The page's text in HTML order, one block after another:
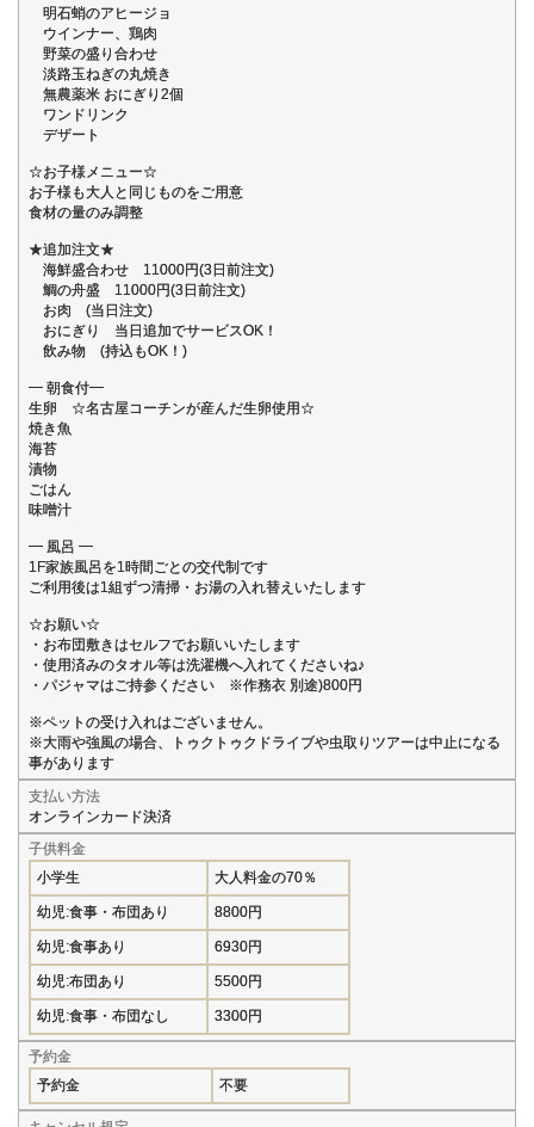
明石蛸のアヒージョ
ウインナー、鶏肉
野菜の盛り合わせ
淡路玉ねぎの丸焼き
無農薬米 おにぎり2個
ワンドリンク
デザート
☆お子様メニュー☆
お子様も大人と同じものをご用意
食材の量のみ調整
★追加注文★
海鮮盛合わせ 11000円(3日前注文)
鯛の舟盛 11000円(3日前注文)
お肉 (当日注文)
おにぎり 当日追加でサービスOK！
飲み物 (持込もOK！)
━ 朝食付━
生卵 ☆名古屋コーチンが産んだ生卵使用☆
焼き魚
海苔
漬物
ごはん
味噌汁
━ 風呂 ━
1F家族風呂を1時間ごとの交代制です
ご利用後は1組ずつ清掃・お湯の入れ替えいたします
☆お願い☆
・お布団敷きはセルフでお願いいたします
・使用済みのタオル等は洗濯機へ入れてくださいね♪
・パジャマはご持参ください ※作務衣 別途)800円
※ペットの受け入れはございません。
※大雨や強風の場合、トゥクトゥクドライブや虫取りツアーは中止になる
事があります
支払い方法
オンラインカード決済
子供料金
小学生
大人料金の70％
幼児:食事・布団あり 8800円
幼児:食事あり 6930円
幼児:布団あり 5500円
幼児:食事・布団なし 3300円
予約金
予約金
不要